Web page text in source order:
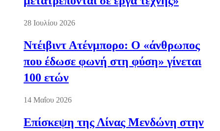
28 Ιουλίου 2026
Ντέιβιντ Ατένμπορο: Ο «άνθρωπος
που έδωσε φωνή στη φύση» γίνεται
100 ετών
14 Μαΐου 2026
Επίσκεψη της Λίνας Μενδώνη στην